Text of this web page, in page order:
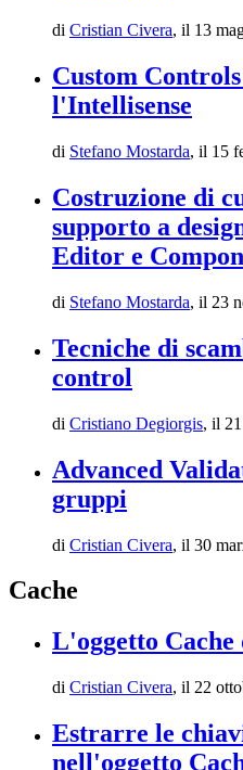
di Cristian Civera, il 13
Custom
l'Intellisense
di Stefano Mostarda, il 15
Costruzione di
supporto a
Editor e
di Stefano Mostarda, il 23
Tecniche di
control
di Cristiano Degiorgis, il
Advanced
gruppi
di Cristian Civera, il 30
Cache
L'oggetto Cache
di Cristian Civera, il 22
Estrarre le
nell'oggetto